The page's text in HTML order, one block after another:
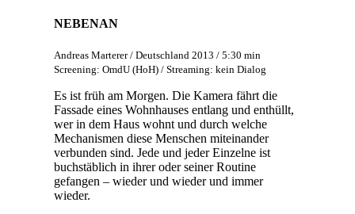
NEBENAN
Andreas Marterer / Deutschland 2013 / 5:30 min
Screening: OmdU (HoH) / Streaming: kein Dialog
Es ist früh am Morgen. Die Kamera fährt die
Fassade eines Wohnhauses entlang und enthüllt,
wer in dem Haus wohnt und durch welche
Mechanismen diese Menschen miteinander
verbunden sind. Jede und jeder Einzelne ist
buchstäblich in ihrer oder seiner Routine
gefangen – wieder und wieder und immer
wieder.